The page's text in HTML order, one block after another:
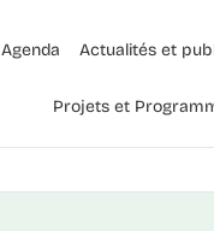
Agenda Actualités et
Projets et